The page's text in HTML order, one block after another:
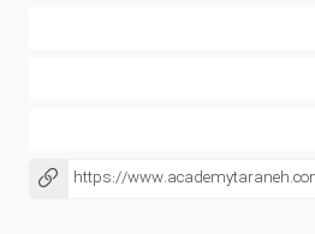
https://